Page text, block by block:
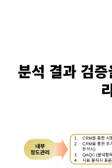
분석 결과 검